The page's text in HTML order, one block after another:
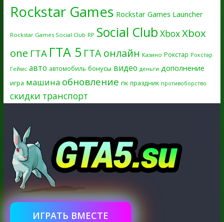
Rockstar Games Rockstar Games Launcher
Rockstar Games Social Club RP Social Club XboxXbox
one ГТА ГТА 5 ГТА онлайн Казино Рокстар Рокстар
Геймс авто автомобиль бонусы видео деньги дополнение
игра машина обновление пк праздник противоборство
скидки транспорт
ИГРАТЬ ВМЕСТЕ